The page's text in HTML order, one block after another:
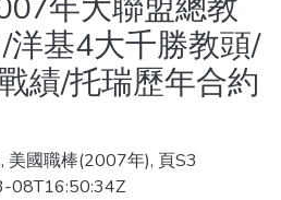
基4大千勝教頭/
績/托瑞歷年合約
美國職棒(2007年), 頁S3
08T16:50:34Z